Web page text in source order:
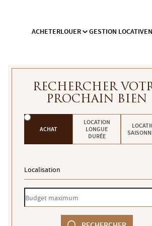
ACHETERLOUER GESTION LOCATIVE
RECHERCHER
PROCHAIN BIEN
Je
souhaite
ACHAT
LOCATION
LONGUE
DURÉE
Localisation
Localisation
Budget
maximum